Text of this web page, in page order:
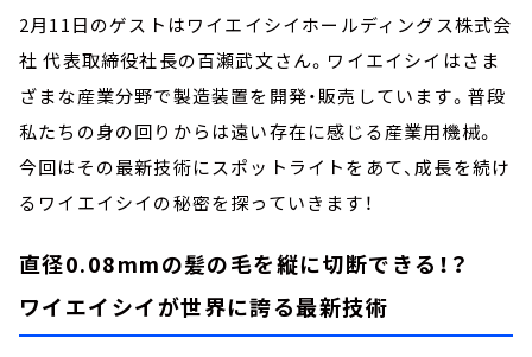
2月11日のゲストはワイエイシイホールディングス株式会
社 代表取締役社長の百瀬武文さん。ワイエイシイはさま
ざまな産業分野で製造装置を開発・販売しています。普段
私たちの身の回りからは遠い存在に感じる産業用機械。
今回はその最新技術にスポットライトをあて、成長を続け
るワイエイシイの秘密を探っていきます！
直径0.08mmの髪の毛を縦に切断できる！？
ワイエイシイが世界に誇る最新技術